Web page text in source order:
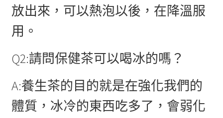
放出來，可以熱泡以後，在降溫服
用。
Q2:請問保健茶可以喝冰的嗎？
A:養生茶的目的就是在強化我們的
體質，冰冷的東西吃多了，會弱化